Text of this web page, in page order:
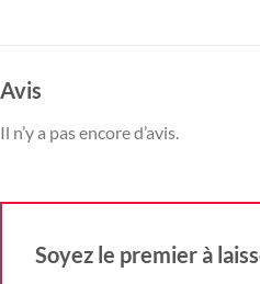
Avis
Il n’y a pas encore d’avis.
Soyez le premier à